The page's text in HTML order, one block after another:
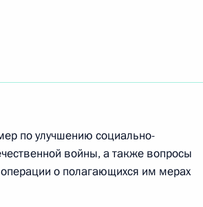
«Мать-
по улучшению социально-
войны, а также вопросы
о полагающихся им мерах